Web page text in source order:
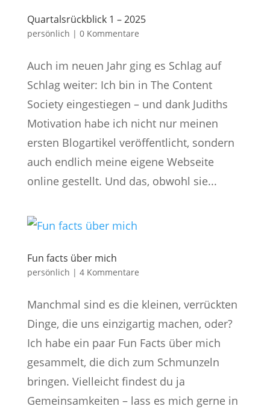
Quartalsrückblick 1 – 2025
persönlich | 0 Kommentare
Auch im neuen Jahr ging es Schlag auf
Schlag weiter: Ich bin in The Content
Society eingestiegen – und dank Judiths
Motivation habe ich nicht nur meinen
ersten Blogartikel veröffentlicht, sondern
auch endlich meine eigene Webseite
online gestellt. Und das, obwohl sie...
Fun facts über mich
persönlich | 4 Kommentare
Manchmal sind es die kleinen, verrückten
Dinge, die uns einzigartig machen, oder?
Ich habe ein paar Fun Facts über mich
gesammelt, die dich zum Schmunzeln
bringen. Vielleicht findest du ja
Gemeinsamkeiten – lass es mich gerne in